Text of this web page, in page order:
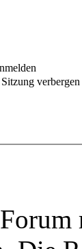
verbergen